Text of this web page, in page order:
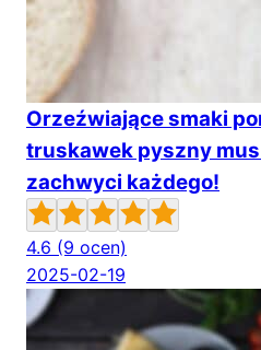
Orzeźwiające smaki
truskawek pyszny
zachwyci każdego!
4.6 (9 ocen)
2025-02-19